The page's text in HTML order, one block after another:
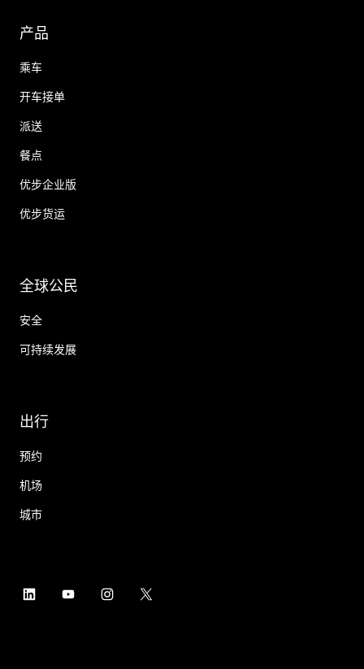
产品
乘车
开车接单
派送
餐点
优步企业版
优步货运
全球公民
安全
可持续发展
出行
预约
机场
城市